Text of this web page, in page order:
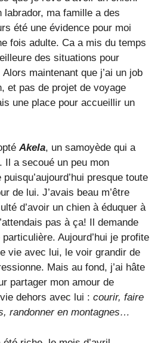
labrador, ma famille a des
été une évidence pour moi
fois adulte. Ca a mis du temps
des situations pour
maintenant que j’ai un job
et pas de projet de voyage
une place pour accueillir un
Akela, un samoyède qui a
Il a secoué un peu mon
presque toute
de lui. J’avais beau m’être
d’avoir un chien à éduquer à
pas à ça! Il demande
Aujourd’hui je profite
vie avec lui, le voir grandir de
Mais au fond, j’ai hâte
partager mon amour de
dehors avec lui : courir, faire
randonner en montagnes…